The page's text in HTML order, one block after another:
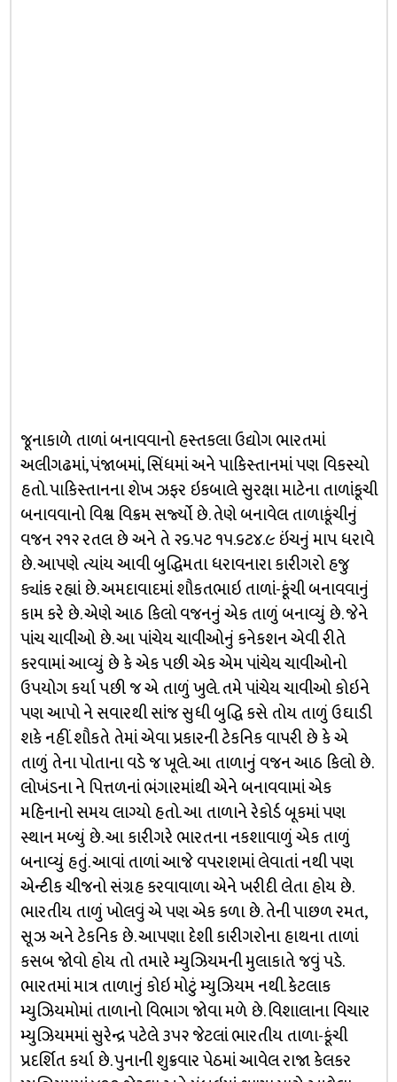
જૂનાકાળે તાળાં બનાવવાનો હસ્તકલા ઉદ્યોગ ભારતમાં
અલીગઢમાં, પંજાબમાં, સિંધમાં અને પાકિસ્તાનમાં પણ વિકસ્યો
હતો. પાકિસ્તાનના શેખ ઝફર ઇકબાલે સુરક્ષા માટેના તાળાંકૂચી
બનાવવાનો વિશ્વ વિક્રમ સર્જ્યો છે. તેણે બનાવેલ તાળાકૂંચીનું
વજન ૨૧૨ રતલ છે અને તે ૨૬.૫ટ ૧૫.૬ટ૪.૯ ઇંચનું માપ ધરાવે
છે. આપણે ત્યાંય આવી બુદ્ધિમતા ધરાવનારા કારીગરો હજુ
ક્યાંક રહ્યાં છે. અમદાવાદમાં શૌકતભાઇ તાળાં-કૂંચી બનાવવાનું
કામ કરે છે. એણે આઠ કિલો વજનનું એક તાળું બનાવ્યું છે. જેને
પાંચ ચાવીઓ છે. આ પાંચેય ચાવીઓનું કનેકશન એવી રીતે
કરવામાં આવ્યું છે કે એક પછી એક એમ પાંચેય ચાવીઓનો
ઉપયોગ કર્યા પછી જ એ તાળું ખુલે. તમે પાંચેય ચાવીઓ કોઇને
પણ આપો ને સવારથી સાંજ સુધી બુદ્ધિ કસે તોય તાળું ઉઘાડી
શકે નહીં. શૌકતે તેમાં એવા પ્રકારની ટેકનિક વાપરી છે કે એ
તાળું તેના પોતાના વડે જ ખૂલે. આ તાળાનું વજન આઠ કિલો છે.
લોખંડના ને પિત્તળનાં ભંગારમાંથી એને બનાવવામાં એક
મહિનાનો સમય લાગ્યો હતો. આ તાળાને રેકોર્ડ બૂકમાં પણ
સ્થાન મળ્યું છે. આ કારીગરે ભારતના નકશાવાળું એક તાળું
બનાવ્યું હતું. આવાં તાળાં આજે વપરાશમાં લેવાતાં નથી પણ
એન્ટીક ચીજનો સંગ્રહ કરવાવાળા એને ખરીદી લેતા હોય છે.
ભારતીય તાળું ખોલવું એ પણ એક કળા છે. તેની પાછળ રમત,
સૂઝ અને ટેકનિક છે. આપણા દેશી કારીગરોના હાથના તાળાં
કસબ જોવો હોય તો તમારે મ્યુઝિયમની મુલાકાતે જવું પડે.
ભારતમાં માત્ર તાળાનું કોઇ મોટું મ્યુઝિયમ નથી. કેટલાક
મ્યુઝિયમોમાં તાળાનો વિભાગ જોવા મળે છે. વિશાલાના વિચાર
મ્યુઝિયમમાં સુરેન્દ્ર પટેલે ૩૫૨ જેટલાં ભારતીય તાળા-કૂંચી
પ્રદર્શિત કર્યા છે. પુનાની શુક્રવાર પેઠમાં આવેલ રાજા કેલકર